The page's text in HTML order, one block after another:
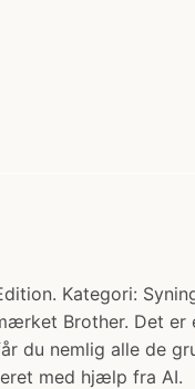
Kategori:
Brother. Det
du nemlig alle de
med hjælp fra AI.